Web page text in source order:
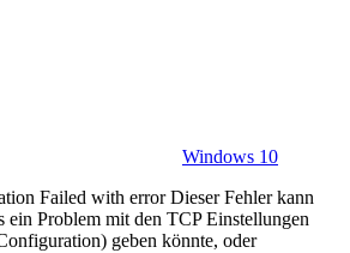
Windows 10
Failed with error Dieser Fehler kann
ein Problem mit den TCP Einstellungen
geben könnte, oder